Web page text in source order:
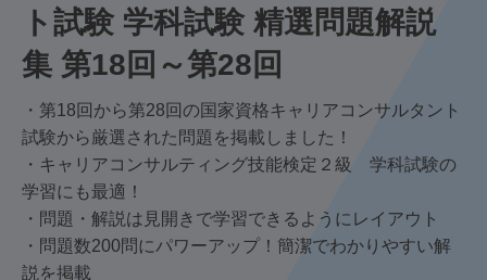
ト試験 学科試験 精選問題解説
集 第18回～第28回
・第18回から第28回の国家資格キャリアコンサルタント
試験から厳選された問題を掲載しました！
・キャリアコンサルティング技能検定２級 学科試験の
学習にも最適！
・問題・解説は見開きで学習できるようにレイアウト
・問題数200問にパワーアップ！簡潔でわかりやすい解
説を掲載